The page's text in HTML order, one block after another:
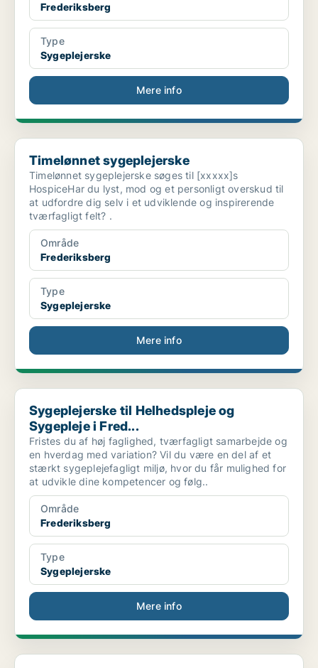
Frederiksberg
Type
Sygeplejerske
Mere info
Timelønnet sygeplejerske
Timelønnet sygeplejerske
Timelønnet sygeplejerske søges til [xxxxx]s
HospiceHar du lyst, mod og et personligt overskud til
at udfordre dig selv i et udviklende og inspirerende
tværfagligt felt? .
Område
Frederiksberg
Type
Sygeplejerske
Mere info
Sygeplejerske til Helhedspleje og Sygepleje i Fred...
Sygeplejerske til Helhedspleje og
Sygepleje i Fred...
Fristes du af høj faglighed, tværfagligt samarbejde og
en hverdag med variation? Vil du være en del af et
stærkt sygeplejefagligt miljø, hvor du får mulighed for
at udvikle dine kompetencer og følg..
Område
Frederiksberg
Type
Sygeplejerske
Mere info
Sygeplejerske til Frederiksberg Kommunes hjemmesyg...